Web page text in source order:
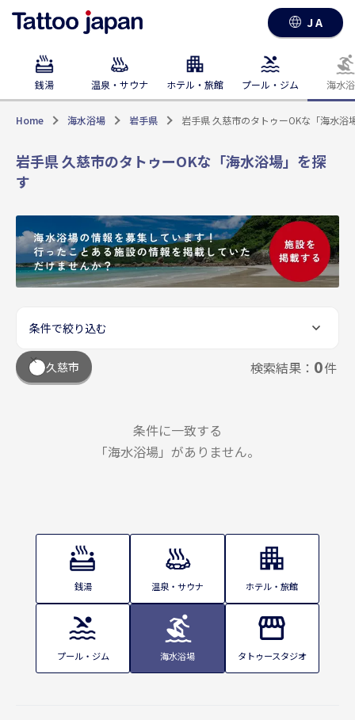
JA
銭湯 温泉・サウナ ホテル・旅館 プール・ジム 海水
Home 海水浴場 岩手県 岩手県 久慈市のタトゥーOKな「海水浴
岩手県 久慈市のタトゥーOKな「海水浴場」を探
す
条件で絞り込む
久慈市 検索結果： 0件
条件に一致する
「海水浴場」がありません。
銭湯 温泉・サウナ ホテル・旅館
プール・ジム 海水浴場 タトゥースタジオ